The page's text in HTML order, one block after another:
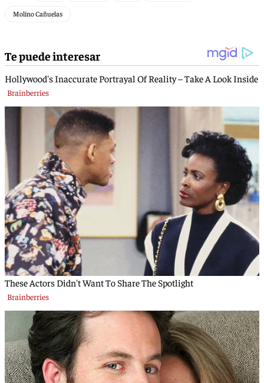
Molino Cañuelas